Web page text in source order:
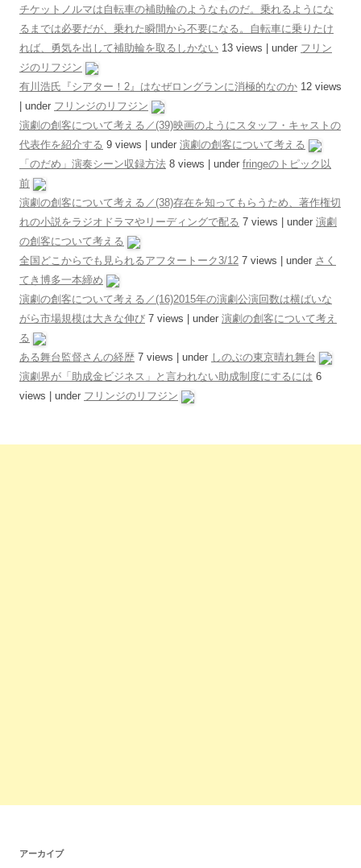
チケットノルマは自転車の補助輪のようなものだ。乗れるようにな
るまでは必要だが、乗れた瞬間から不要になる。自転車に乗りたけ
れば、勇気を出して補助輪を取るしかない 13 views under フリン
ジのリフジン
有川浩氏『シアター！2』はなぜロングランに消極的なのか 12 views
under フリンジのリフジン
演劇の創客について考える／(39)映画のようにスタッフ・キャストの
代表作を紹介する 9 views under 演劇の創客について考える
「のだめ」演奏シーン収録方法 8 views under fringeのトピック以
前
演劇の創客について考える／(38)存在を知ってもらうため、著作権切
れの小説をラジオドラマやリーディングで配る 7 views under 演劇
の創客について考える
全国どこからでも見られるアフタートーク3/12 7 views under さく
てき博多一本締め
演劇の創客について考える／(16)2015年の演劇公演回数は横ばいな
がら市場規模は大きな伸び 7 views under 演劇の創客について考え
る
ある舞台監督さんの経歴 7 views under しのぶの東京晴れ舞台
演劇界が「助成金ビジネス」と言われない助成制度にするには 6
views
under フリンジのリフジン
アーカイブ